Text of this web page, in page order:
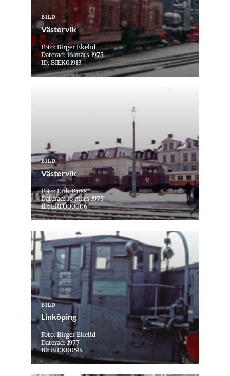
BILD
Västervik
Foto: Birger Ekelid
Daterad: 16 mars 1975
ID: BIEK01913
BILD
Västervik
Foto: Erik Forss
Daterad: 16 mars 1975
ID: ERFO00006
BILD
Linköping
Foto: Birger Ekelid
Daterad: 1977
ID: BIEK00514